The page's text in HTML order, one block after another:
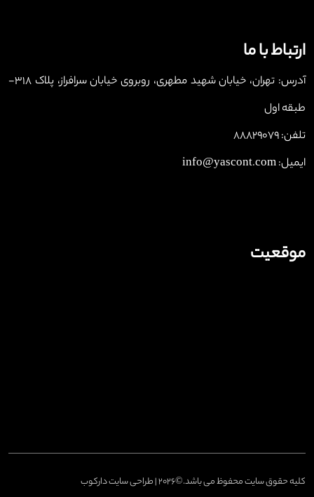
ارتباط با ما
آدرس: تهران، خیابان شهید مطهری، روبروی خیابان سرافراز، پلاک 318-
طبقه اول
تلفن: 88829079
ایمیل: info@yascont.com
موقعیت
کلیه حقوق سایت محفوظ می باشد.©2026 | طراحی سایت دارکوب